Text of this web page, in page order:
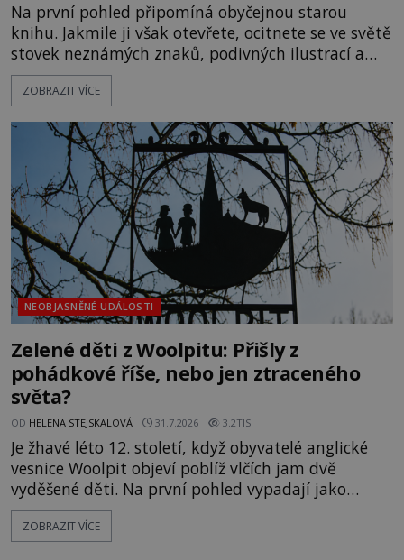
Na první pohled připomíná obyčejnou starou
knihu. Jakmile ji však otevřete, ocitnete se ve světě
stovek neznámých znaků, podivných ilustrací a
textu, který už téměř dvě století vzdoruje všem
pokusům o rozluštění. Rohoncský kodex patří mezi
jistotou neví, kdo jej napsal, kdy vznikl ani co
vlastně vypráví. Rohoncský kodex se poprvé
objevuje v roce
ZOBRAZIT VÍCE
NEOBJASNĚNÉ UDÁLOSTI
Zelené děti z Woolpitu: Přišly z
pohádkové říše, nebo jen ztraceného
světa?
OD HELENA STEJSKALOVÁ 31.7.2026 3.2TIS
Je žhavé léto 12. století, když obyvatelé anglické
vesnice Woolpit objeví poblíž vlčích jam dvě
vyděšené děti. Na první pohled vypadají jako
každé jiné, až na jednu děsivou výjimku. Jejich
kůže má nazelenalý odstín, mluví
ZOBRAZIT VÍCE